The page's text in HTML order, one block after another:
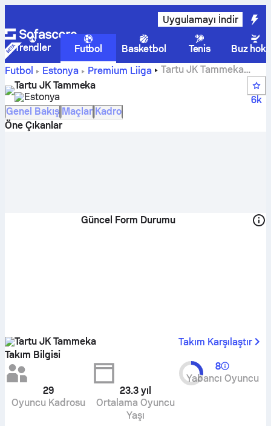
Uygulamayı İndir
Trendler Futbol Basketbol Tenis
Buz
Futbol
Estonya Premium Liiga
Tartu JK Tammeka
skorları, fikstürleri, puan durumu ve oyuncu istatistikleri
Tartu JK Tammeka
Estonya
6k
Genel Bakış Maçlar Kadro
Öne Çıkanlar
Güncel Form Durumu
Tartu JK Tammeka
Takım Karşılaştır
Takım Bilgisi
29
Oyuncu Kadrosu
23.3 yıl
Ortalama Oyuncu
Yaşı
8
Yabancı Oyuncu